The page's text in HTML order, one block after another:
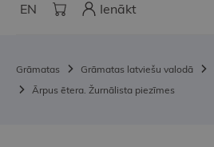
EN Ienākt
Grāmatas Grāmatas latviešu valodā
Ārpus ētera. Žurnālista piezīmes